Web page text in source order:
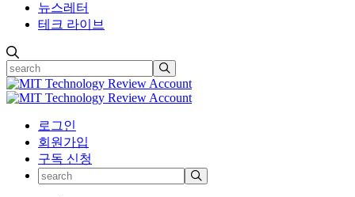
뉴스레터
테크 라이브
로그인
회원가입
구독 신청